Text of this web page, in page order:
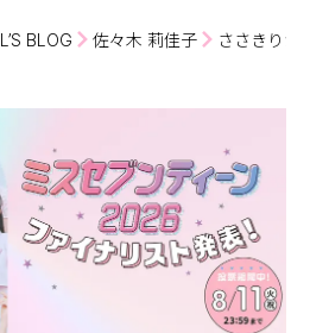
BLOG 佐々木 莉佳子 ささきり